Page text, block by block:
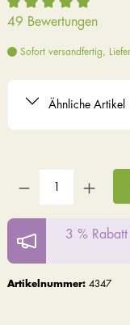
49 Bewertungen
Sofort versandfertig,
Ähnliche Artikel
3 %
Artikelnummer: 4347